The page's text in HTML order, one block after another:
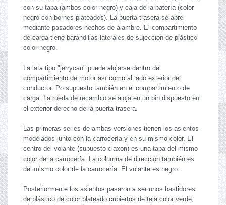
con su tapa (ambos color negro) y caja de la batería (color
negro con bornes plateados). La puerta trasera se abre
mediante pasadores hechos de alambre. El compartimiento
de carga tiene barandillas laterales de sujección de plástico
color negro.
La lata tipo "jerrycan" puede alojarse dentro del
compartimiento de motor así como al lado exterior del
conductor. Po supuesto también en el compartimiento de
carga. La rueda de recambio se aloja en un pin dispuesto en
el exterior derecho de la puerta trasera.
Las primeras series de ambas versiones tienen los asientos
modelados junto con la carrocería y en su mismo color. El
centro del volante (supuesto claxon) es una tapa del mismo
color de la carrocería. La columna de dirección también es
del mismo color de la carrocería. El volante es negro.
Posteriormente los asientos pasaron a ser unos bastidores
de plástico de color plateado cubiertos de tela color verde,